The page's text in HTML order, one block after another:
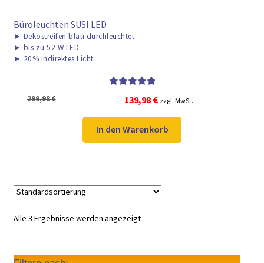
Büroleuchten SUSI LED
► Dekostreifen blau durchleuchtet
► bis zu 52 W LED
► 20% indirektes Licht
von 5
299,98€
Ursprünglicher
war:
299,98 €
139,98 €Aktueller
ist:
139,98 €.
zzgl. MwSt.
In den Warenkorb
Alle 3 Ergebnisse werden angezeigt